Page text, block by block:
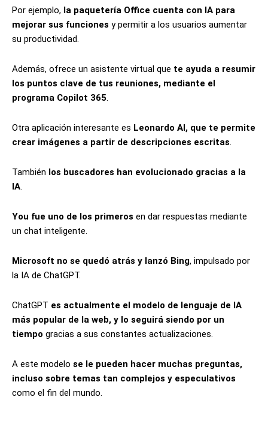
Por ejemplo, la paquetería Office cuenta con IA para
mejorar sus funciones y permitir a los usuarios aumentar
su productividad.
Además, ofrece un asistente virtual que te ayuda a resumir
los puntos clave de tus reuniones, mediante el
programa Copilot 365.
Otra aplicación interesante es Leonardo AI, que te permite
crear imágenes a partir de descripciones escritas.
También los buscadores han evolucionado gracias a la
IA.
You fue uno de los primeros en dar respuestas mediante
un chat inteligente.
Microsoft no se quedó atrás y lanzó Bing, impulsado por
la IA de ChatGPT.
ChatGPT es actualmente el modelo de lenguaje de IA
más popular de la web, y lo seguirá siendo por un
tiempo gracias a sus constantes actualizaciones.
A este modelo se le pueden hacer muchas preguntas,
incluso sobre temas tan complejos y especulativos
como el fin del mundo.